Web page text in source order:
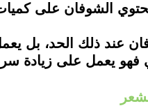
الشوفان على
عند ذلك الحد، بل
فهو يعمل على